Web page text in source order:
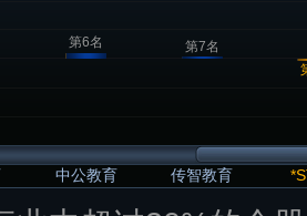
中公教育 传智教育
第6名
第7名